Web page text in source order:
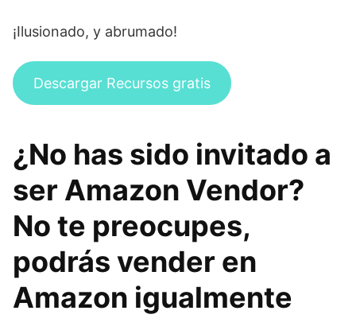
¡Ilusionado, y abrumado!
Descargar Recursos gratis
¿No has sido invitado a
ser Amazon Vendor?
No te preocupes,
podrás vender en
Amazon igualmente